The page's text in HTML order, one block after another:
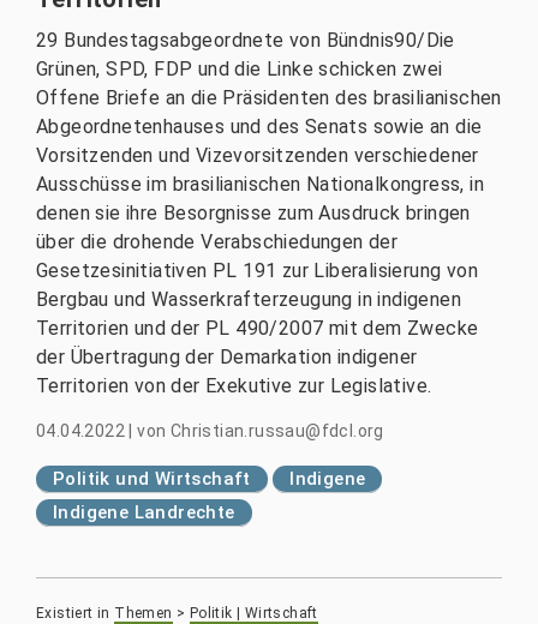
29 Bundestagsabgeordnete von Bündnis90/Die
Grünen, SPD, FDP und die Linke schicken zwei
Offene Briefe an die Präsidenten des brasilianischen
Abgeordnetenhauses und des Senats sowie an die
Vorsitzenden und Vizevorsitzenden verschiedener
Ausschüsse im brasilianischen Nationalkongress, in
denen sie ihre Besorgnisse zum Ausdruck bringen
über die drohende Verabschiedungen der
Gesetzesinitiativen PL 191 zur Liberalisierung von
Bergbau und Wasserkrafterzeugung in indigenen
Territorien und der PL 490/2007 mit dem Zwecke
der Übertragung der Demarkation indigener
Territorien von der Exekutive zur Legislative.
04.04.2022 |von Christian.russau@fdcl.org
Politik und Wirtschaft
Indigene
Indigene Landrechte
Existiert in Themen > Politik | Wirtschaft